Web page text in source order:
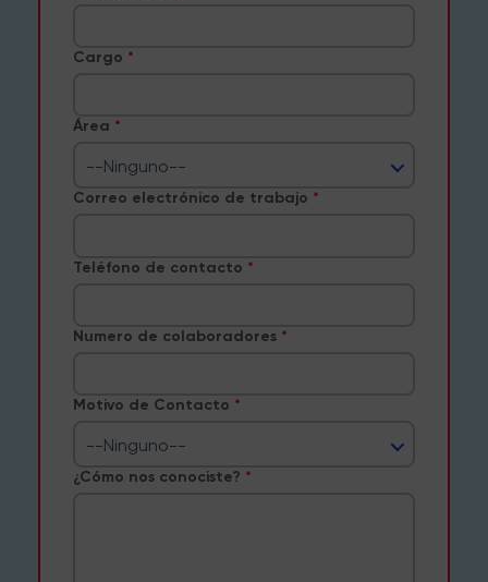
Cargo
Área
--Ninguno--
Correo electrónico de trabajo
Teléfono de contacto
Numero de colaboradores
Motivo de Contacto
--Ninguno--
¿Cómo nos conociste?